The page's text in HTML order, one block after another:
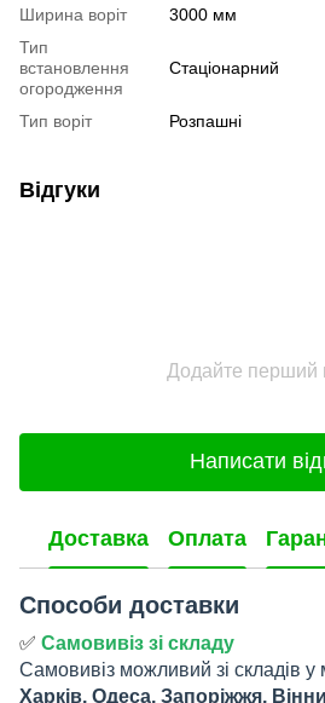
Ширина воріт
3000 мм
Тип
встановлення
огородження
Стаціонарний
Тип воріт Розпашні
Відгуки
Додайте перший
Написати
Доставка Оплата
Способи доставки
✅ Самовивіз зі складу
Самовивіз можливий зі складів у
Харків, Одеса, Запоріжжя,